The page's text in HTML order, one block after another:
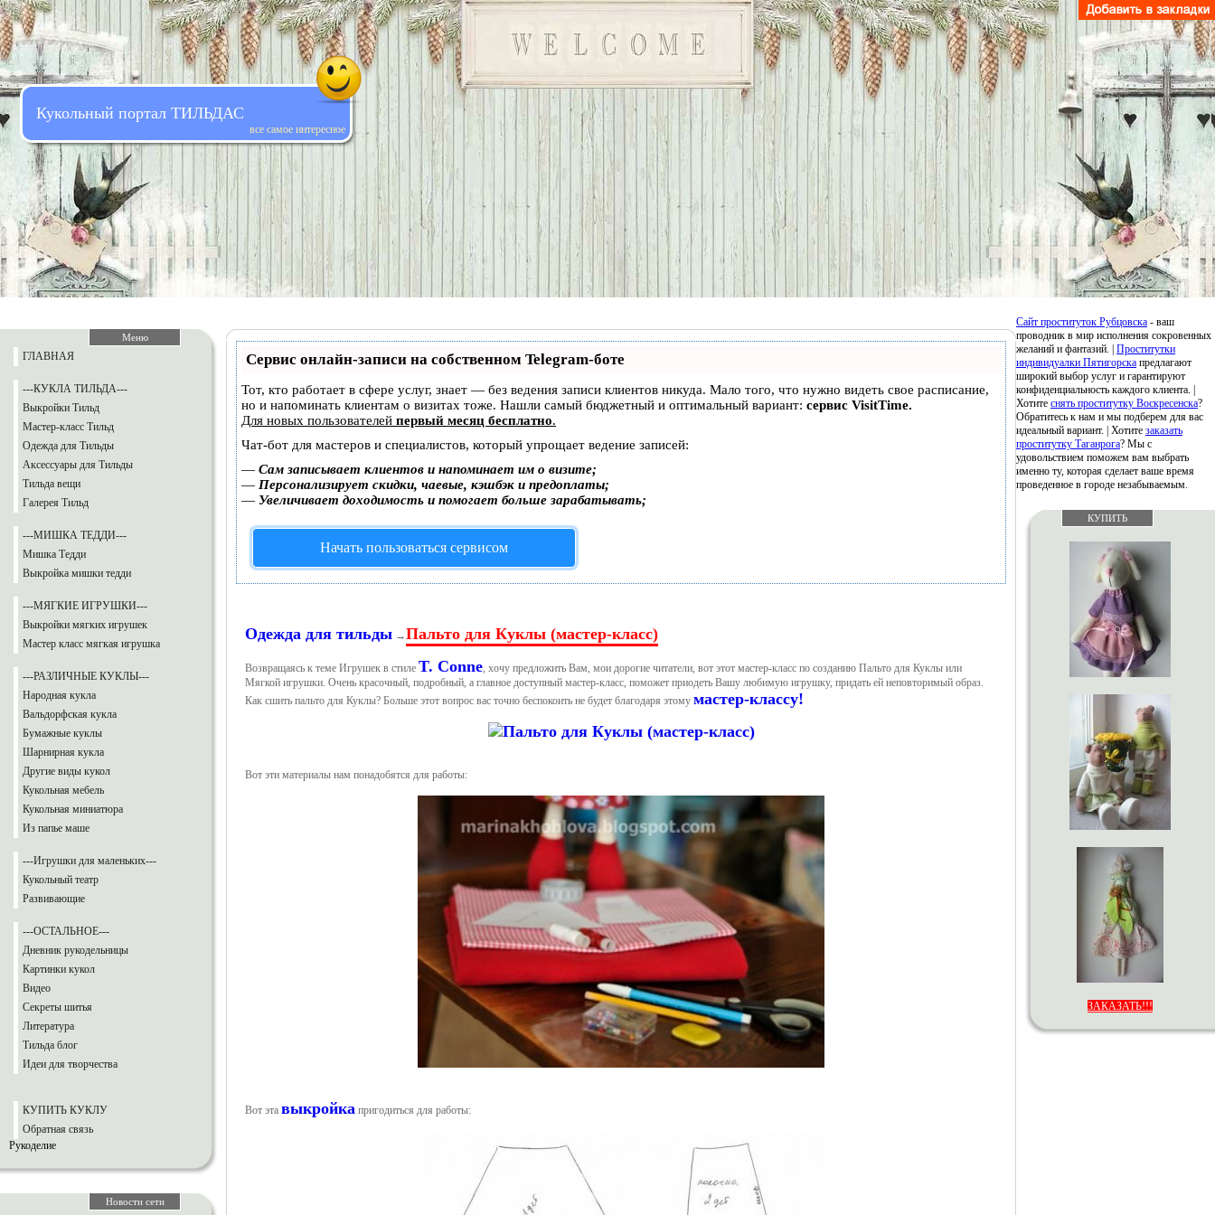
Кукольный портал ТИЛЬДАС
все самое интересное
Меню
ГЛАВНАЯ
---КУКЛА ТИЛЬДА---
Выкройки Тильд
Мастер-класс Тильд
Одежда для Тильды
Аксессуары для Тильды
Тильда вещи
Галерея Тильд
---МИШКА ТЕДДИ---
Мишка Тедди
Выкройка мишки тедди
---МЯГКИЕ ИГРУШКИ---
Выкройки мягких игрушек
Мастер класс мягкая игрушка
---РАЗЛИЧНЫЕ КУКЛЫ---
Народная кукла
Вальдорфская кукла
Бумажные куклы
Шарнирная кукла
Другие виды кукол
Кукольная мебель
Кукольная миниатюра
Из папье маше
---Игрушки для маленьких---
Кукольный театр
Развивающие
---ОСТАЛЬНОЕ---
Дневник рукодельницы
Картинки кукол
Видео
Секреты шитья
Литература
Тильда блог
Идеи для творчества
КУПИТЬ КУКЛУ
Обратная связь
Рукоделие
Новости сети
Сервис онлайн-записи на собственном Telegram-боте
Тот, кто работает в сфере услуг, знает — без ведения записи клиентов никуда. Мало того, что нужно видеть свое расписание,
но и напоминать клиентам о визитах тоже. Нашли самый бюджетный и оптимальный вариант: сервис VisitTime.
Для новых пользователей первый месяц бесплатно.
Чат-бот для мастеров и специалистов, который упрощает ведение записей:
— Сам записывает клиентов и напоминает им о визите;
— Персонализирует скидки, чаевые, кэшбэк и предоплаты;
— Увеличивает доходимость и помогает больше зарабатывать;
Начать пользоваться сервисом
Одежда для тильды →Пальто для Куклы (мастер-класс)
Возвращаясь к теме Игрушек в стиле T. Сonne, хочу предложить Вам, мои дорогие читатели, вот этот мастер-класс по созданию Пальто для Куклы или
Мягкой игрушки. Очень красочный, подробный, а главное доступный мастер-класс, поможет приодеть Вашу любимую игрушку, придать ей неповторимый образ.
Как сшить пальто для Куклы? Больше этот вопрос вас точно беспокоить не будет благодаря этому мастер-классу!
Вот эти материалы нам понадобятся для работы:
Вот эта выкройка пригодиться для работы:
Сайт проституток Рубцовска - ваш
проводник в мир исполнения сокровенных
желаний и фантазий. | Проститутки
индивидуалки Пятигорска предлагают
широкий выбор услуг и гарантируют
конфиденциальность каждого клиента. |
Хотите снять проститутку Воскресенска?
Обратитесь к нам и мы подберем для вас
идеальный вариант. | Хотите заказать
проститутку Таганрога? Мы с
удовольствием поможем вам выбрать
именно ту, которая сделает ваше время
проведенное в городе незабываемым.
КУПИТЬ
ЗАКАЗАТЬ!!!